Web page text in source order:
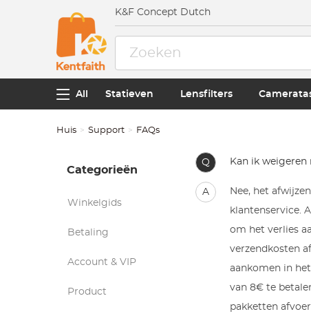
K&F Concept Dutch
All Statieven Lensfilters
Huis Support FAQs
Categorieën
Winkelgids
Betaling
Account & VIP
Product
Q Kan ik weigeren
A
Nee, het
klantenservice.
om het verlies
verzendkosten
aankomen in
van 8€ te
pakketten